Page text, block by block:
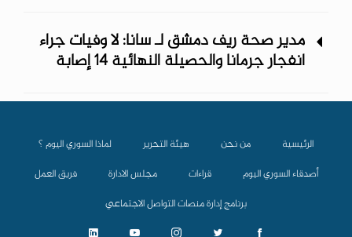
مدير صحة ريف دمشق لـ سانا: لا وفيات جراء
انفجار جرمانا والحصيلة النهائية 14 إصابة
الرئيسية من نحن هيئة التحرير
لماذا السوري اليوم ؟
أصدقاء السوري اليوم
قراءات مجلس الادارة
فريق العمل
برنامج إدارة منصات التواصل الاجتماعي